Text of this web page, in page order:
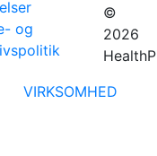
og
©
2026
VIRKSOMHED